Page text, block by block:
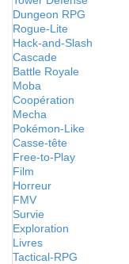
Dungeon RPG
Rogue-Lite
Hack-and-Slash
Cascade
Battle Royale
Moba
Coopération
Mecha
Pokémon-Like
Casse-tête
Free-to-Play
Film
Horreur
FMV
Survie
Exploration
Livres
Tactical-RPG